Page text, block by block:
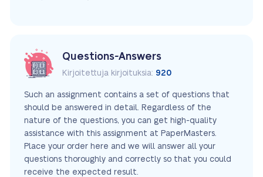
Questions-Answers
Kirjoitettuja kirjoituksia: 920
Such an assignment contains a set of questions that
should be answered in detail. Regardless of the
nature of the questions, you can get high-quality
assistance with this assignment at PaperMasters.
Place your order here and we will answer all your
questions thoroughly and correctly so that you could
receive the expected result.